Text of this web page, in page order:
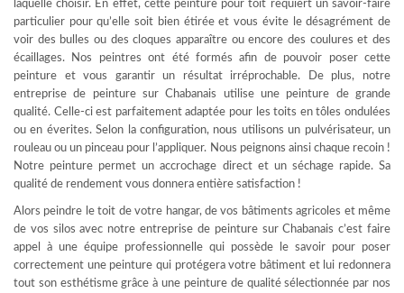
laquelle choisir. En effet, cette peinture pour toit requiert un savoir-faire
particulier pour qu’elle soit bien étirée et vous évite le désagrément de
voir des bulles ou des cloques apparaître ou encore des coulures et des
écaillages. Nos peintres ont été formés afin de pouvoir poser cette
peinture et vous garantir un résultat irréprochable. De plus, notre
entreprise de peinture sur Chabanais utilise une peinture de grande
qualité. Celle-ci est parfaitement adaptée pour les toits en tôles ondulées
ou en éverites. Selon la configuration, nous utilisons un pulvérisateur, un
rouleau ou un pinceau pour l’appliquer. Nous peignons ainsi chaque recoin !
Notre peinture permet un accrochage direct et un séchage rapide. Sa
qualité de rendement vous donnera entière satisfaction !
Alors peindre le toit de votre hangar, de vos bâtiments agricoles et même
de vos silos avec notre entreprise de peinture sur Chabanais c’est faire
appel à une équipe professionnelle qui possède le savoir pour poser
correctement une peinture qui protégera votre bâtiment et lui redonnera
tout son esthétisme grâce à une peinture de qualité sélectionnée par nos